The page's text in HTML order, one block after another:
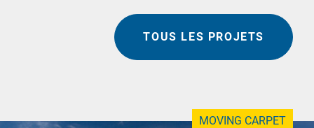
TOUS LES PROJETS
MOVING CARPET